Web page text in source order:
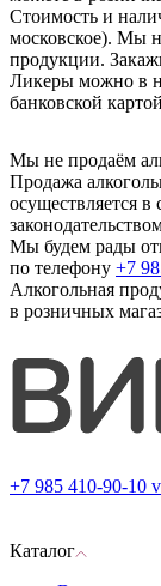
Стоимость и
московское). Мы
продукции.
Ликеры можно в
банковской
Мы не продаём
Продажа
осуществляется
Мы будем рады
по телефону +7
Алкогольная
в розничных
+7 985 410-90-10
Каталог